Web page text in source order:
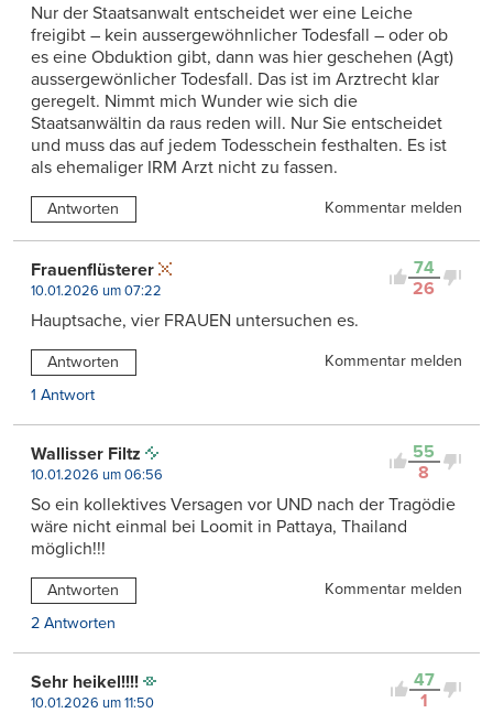
Nur der Staatsanwalt entscheidet wer eine Leiche
freigibt – kein aussergewöhnlicher Todesfall – oder ob
es eine Obduktion gibt, dann was hier geschehen (Agt)
aussergewönlicher Todesfall. Das ist im Arztrecht klar
geregelt. Nimmt mich Wunder wie sich die
Staatsanwältin da raus reden will. Nur Sie entscheidet
und muss das auf jedem Todesschein festhalten. Es ist
als ehemaliger IRM Arzt nicht zu fassen.
Antworten Kommentar melden
74
26
Frauenflüsterer
10.01.2026 um 07:22
Hauptsache, vier FRAUEN untersuchen es.
Antworten
Kommentar melden
1 Antwort
55
8
Wallisser Filtz
10.01.2026 um 06:56
So ein kollektives Versagen vor UND nach der Tragödie
wäre nicht einmal bei Loomit in Pattaya, Thailand
möglich!!!
Antworten
Kommentar melden
2 Antworten
47
1
Sehr heikel!!!!
10.01.2026 um 11:50